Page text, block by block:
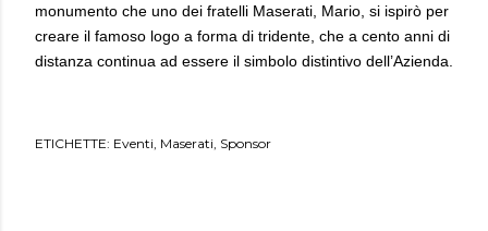
monumento che uno dei fratelli Maserati, Mario, si ispirò per
creare il famoso logo a forma di tridente, che a cento anni di
distanza continua ad essere il simbolo distintivo dell’Azienda.
ETICHETTE: Eventi Maserati Sponsor